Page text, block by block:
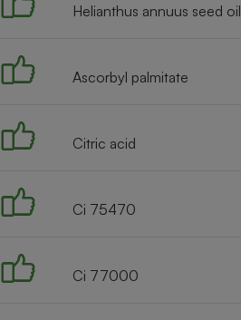
Helianthus annuus seed oil
Ascorbyl palmitate
Citric acid
Ci 75470
Ci 77000